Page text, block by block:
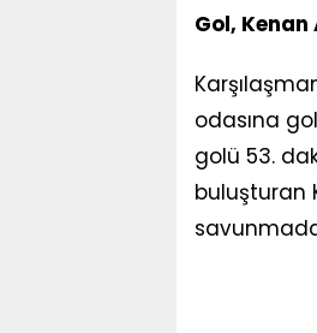
Gol,
odasına
golü 53.
buluşturan